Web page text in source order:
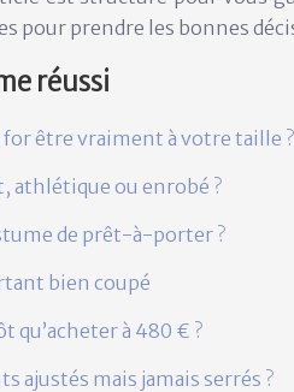
pour prendre les bonnes
réussi
être vraiment à votre taille ?
athlétique ou enrobé ?
de prêt-à-porter ?
bien coupé
qu’acheter à 480 € ?
ajustés mais jamais serrés ?